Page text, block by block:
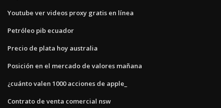
Youtube ver videos proxy gratis en línea
Petróleo pib ecuador
Precio de plata hoy australia
Posición en el mercado de valores mañana
¿cuánto valen 1000 acciones de apple_
Contrato de venta comercial nsw